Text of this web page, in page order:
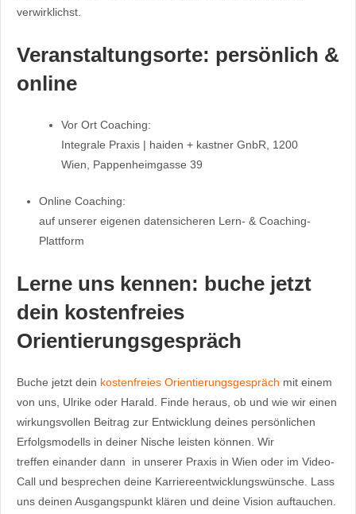
verwirklichst.
Veranstaltungsorte: persönlich &
online
Vor Ort Coaching:
Integrale Praxis | haiden + kastner GnbR, 1200
Wien, Pappenheimgasse 39
Online Coaching:
auf unserer eigenen datensicheren Lern- & Coaching-
Plattform
Lerne uns kennen: buche jetzt
dein kostenfreies
Orientierungsgespräch
Buche jetzt dein kostenfreies Orientierungsgespräch mit einem
von uns, Ulrike oder Harald. Finde heraus, ob und wie wir einen
wirkungsvollen Beitrag zur Entwicklung deines persönlichen
Erfolgsmodells in deiner Nische leisten können. Wir
treffen einander dann in unserer Praxis in Wien oder im Video-
Call und besprechen deine Karriereentwicklungswünsche. Lass
uns deinen Ausgangspunkt klären und deine Vision auftauchen.